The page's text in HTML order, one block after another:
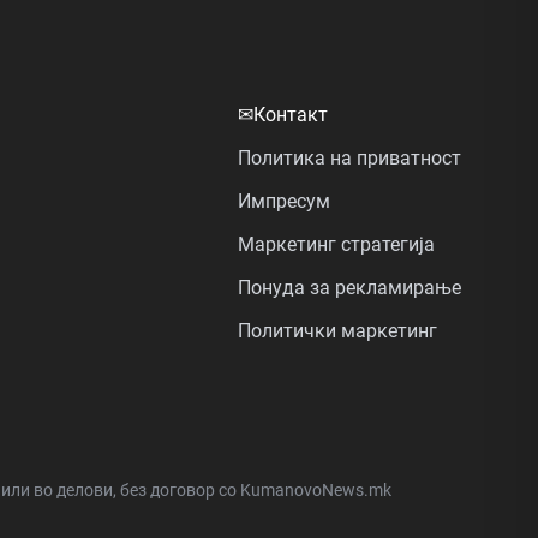
✉Контакт
Политика на приватност
Импресум
Маркетинг стратегија
Понуда за рекламирање
Политички маркетинг
во делови, без договор со KumanovoNews.mk